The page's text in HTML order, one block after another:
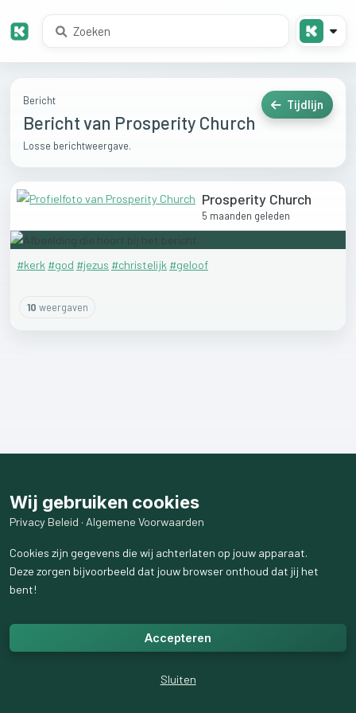
Bericht
Bericht van Prosperity Church
Losse berichtweergave.
Tijdlijn
Prosperity Church
5 maanden geleden
#kerk #god #jezus #christelijk #geloof
10 weergaven
Wij gebruiken cookies
Privacy Beleid · Algemene Voorwaarden
Cookies zijn gegevens die wij achterlaten op jouw apparaat.
Deze zorgen bijvoorbeeld dat jouw browser onthoud dat jij het
bent!
Accepteren
Sluiten